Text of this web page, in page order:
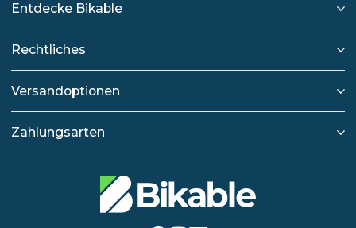
Entdecke Bikable
Rechtliches
Versandoptionen
Zahlungsarten